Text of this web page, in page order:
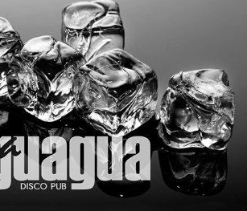
LA GUAGUA DISCO PUB